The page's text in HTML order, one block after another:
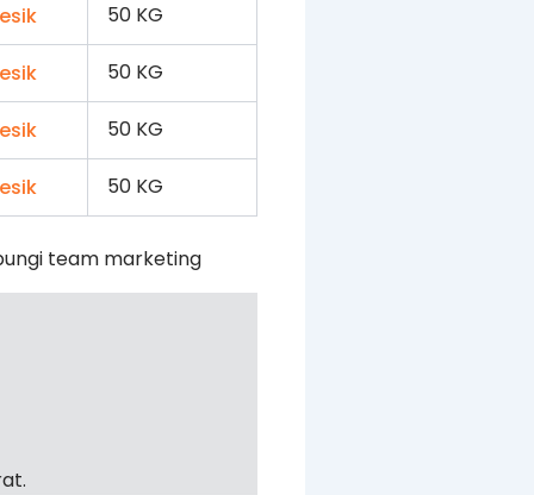
50 KG
50 KG
50 KG
50 KG
team marketing